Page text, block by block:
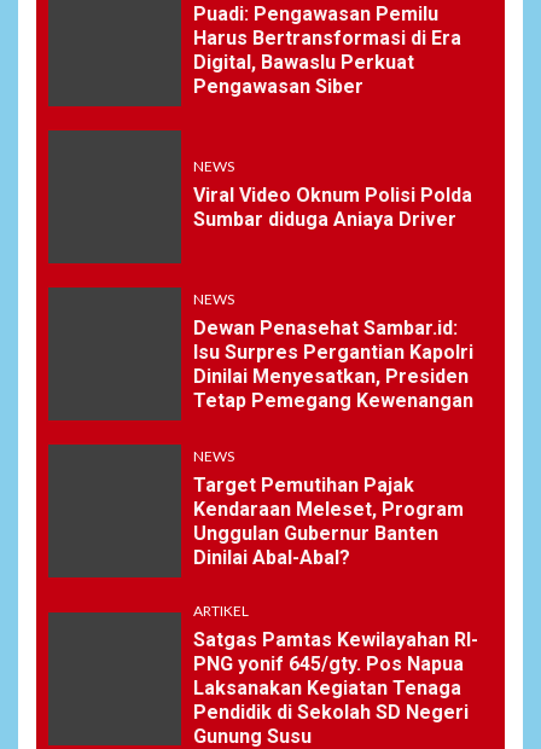
Puadi: Pengawasan Pemilu
Harus Bertransformasi di Era
Digital, Bawaslu Perkuat
Pengawasan Siber
NEWS
Viral Video Oknum Polisi Polda
Sumbar diduga Aniaya Driver
NEWS
Dewan Penasehat Sambar.id:
Isu Surpres Pergantian Kapolri
Dinilai Menyesatkan, Presiden
Tetap Pemegang Kewenangan
NEWS
Target Pemutihan Pajak
Kendaraan Meleset, Program
Unggulan Gubernur Banten
Dinilai Abal-Abal?
ARTIKEL
Satgas Pamtas Kewilayahan RI-
PNG yonif 645/gty. Pos Napua
Laksanakan Kegiatan Tenaga
Pendidik di Sekolah SD Negeri
Gunung Susu